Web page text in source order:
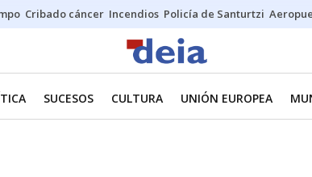
Cribado cáncer Incendios Policía de Santurtzi
SUCESOS CULTURA UNIÓN EUROPEA